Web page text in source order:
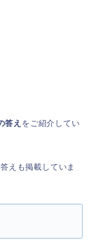
答え をご紹介してい
えも掲載していま